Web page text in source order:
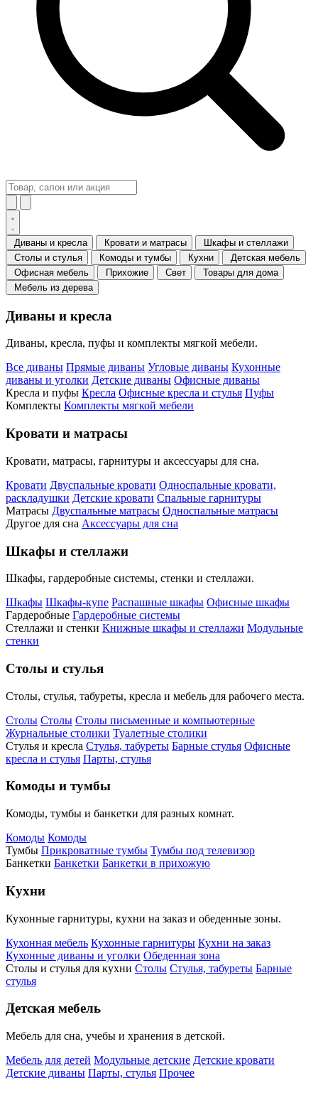
Диваны и кресла Кровати и матрасы
Шкафы и стеллажи
Столы и стулья
Комоды и тумбы Кухни
Детская мебель
Офисная мебель
Прихожие Свет
Товары для дома
Мебель из дерева
Диваны и кресла
Диваны, кресла, пуфы и комплекты мягкой мебели.
Все диваны Прямые диваны Угловые диваны Кухонные
диваны и уголки Детские диваны Офисные диваны
Кресла и пуфы Кресла Офисные кресла и стулья Пуфы
Комплекты Комплекты мягкой мебели
Кровати и матрасы
Кровати, матрасы, гарнитуры и аксессуары для сна.
Кровати Двуспальные кровати Односпальные кровати,
раскладушки Детские кровати Спальные гарнитуры
Матрасы Двуспальные матрасы Односпальные матрасы
Другое для сна Аксессуары для сна
Шкафы и стеллажи
Шкафы, гардеробные системы, стенки и стеллажи.
Шкафы Шкафы-купе Распашные шкафы Офисные шкафы
Гардеробные Гардеробные системы
Стеллажи и стенки Книжные шкафы и стеллажи Модульные
стенки
Столы и стулья
Столы, стулья, табуреты, кресла и мебель для рабочего места.
Столы Столы Столы письменные и компьютерные
Журнальные столики Туалетные столики
Стулья и кресла Стулья, табуреты Барные стулья Офисные
кресла и стулья Парты, стулья
Комоды и тумбы
Комоды, тумбы и банкетки для разных комнат.
Комоды Комоды
Тумбы Прикроватные тумбы Тумбы под телевизор
Банкетки Банкетки Банкетки в прихожую
Кухни
Кухонные гарнитуры, кухни на заказ и обеденные зоны.
Кухонная мебель Кухонные гарнитуры Кухни на заказ
Кухонные диваны и уголки Обеденная зона
Столы и стулья для кухни Столы Стулья, табуреты Барные
стулья
Детская мебель
Мебель для сна, учебы и хранения в детской.
Мебель для детей Модульные детские Детские кровати
Детские диваны Парты, стулья Прочее